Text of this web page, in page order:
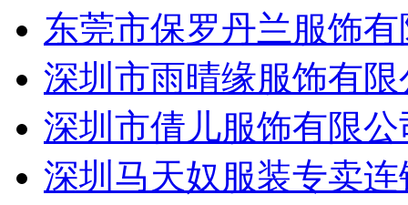
东莞市保罗丹兰服饰
深圳市雨晴缘服饰有限
深圳市倩儿服饰有限公
深圳马天奴服装专卖